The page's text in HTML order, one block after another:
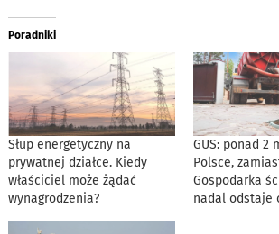
Poradniki
Słup energetyczny na
prywatnej działce. Kiedy
właściciel może żądać
wynagrodzenia?
GUS: ponad 2
Polsce,
Gospodarka
nadal odstaje